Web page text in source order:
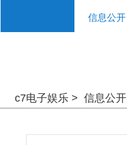
信息公开
c7电子娱乐 > 信息公开